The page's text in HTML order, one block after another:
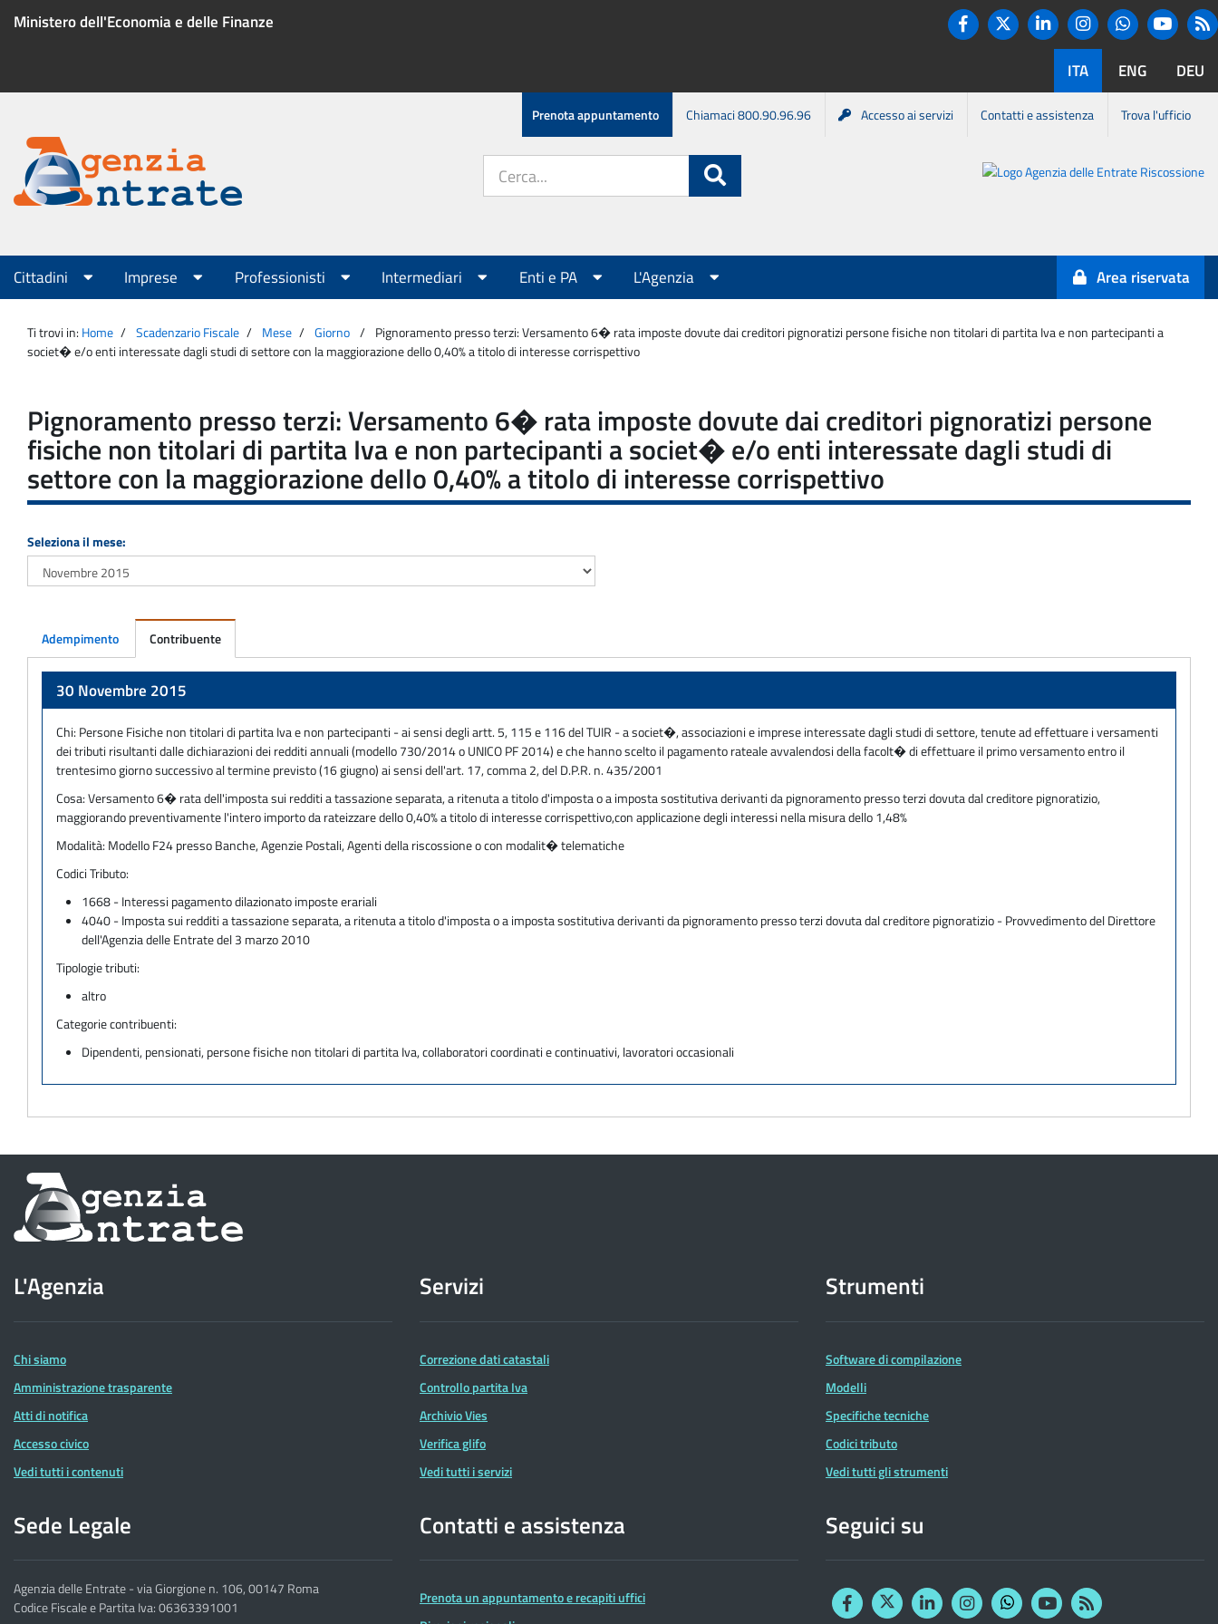
Ministero dell'Economia e delle Finanze
Twitter
LinkedinInstagram
ITA ENG DEU
Menu
servizio
Prenota appuntamento Chiamaci 800.90.96.96 Accesso ai servizi Contatti e assistenza Trova l'ufficio
Agenzia
Entrate
sito:
Agenzia
Entrate-
Riscossione
Menu
principale
Cittadini Imprese Professionisti Intermediari Enti e PA L'Agenzia Area riservata
Ti trovi in: Home Scadenzario Fiscale Mese Giorno
Pignoramento presso terzi: Versamento 6� rata imposte dovute dai creditori pignoratizi persone fisiche non titolari di partita Iva e non partecipanti a
societ� e/o enti interessate dagli studi di settore con la maggiorazione dello 0,40% a titolo di interesse corrispettivo
Pignoramento presso terzi: Versamento 6� rata imposte dovute dai creditori pignoratizi persone
fisiche non titolari di partita Iva e non partecipanti a societ� e/o enti interessate dagli studi di
settore con la maggiorazione dello 0,40% a titolo di interesse corrispettivo
Seleziona il mese:
Adempimento Contribuente
30 Novembre 2015
Chi: Persone Fisiche non titolari di partita Iva e non partecipanti - ai sensi degli artt. 5, 115 e 116 del TUIR - a societ�, associazioni e imprese interessate dagli studi di settore, tenute ad effettuare i versamenti
dei tributi risultanti dalle dichiarazioni dei redditi annuali (modello 730/2014 o UNICO PF 2014) e che hanno scelto il pagamento rateale avvalendosi della facolt� di effettuare il primo versamento entro il
trentesimo giorno successivo al termine previsto (16 giugno) ai sensi dell'art. 17, comma 2, del D.P.R. n. 435/2001
Cosa:Versamento 6� rata dell'imposta sui redditi a tassazione separata, a ritenuta a titolo d'imposta o a imposta sostitutiva derivanti da pignoramento presso terzi dovuta dal creditore pignoratizio,
maggiorando preventivamente l'intero importo da rateizzare dello 0,40% a titolo di interesse corrispettivo,con applicazione degli interessi nella misura dello 1,48%
Modalità: Modello F24 presso Banche, Agenzie Postali, Agenti della riscossione o con modalit� telematiche
Codici Tributo:
1668 - Interessi pagamento dilazionato imposte erariali
4040 - Imposta sui redditi a tassazione separata, a ritenuta a titolo d'imposta o a imposta sostitutiva derivanti da pignoramento presso terzi dovuta dal creditore pignoratizio - Provvedimento del Direttore
dell'Agenzia delle Entrate del 3 marzo 2010
Tipologie tributi:
altro
Categorie contribuenti:
Dipendenti, pensionati, persone fisiche non titolari di partita Iva, collaboratori coordinati e continuativi, lavoratori occasionali
Informazioni
sul
dell'Agenzia
delle
Entrate
L'Agenzia
Chi siamo
Amministrazione trasparente
Atti di notifica
Accesso civico
Vedi tutti i contenuti
Servizi
Correzione dati catastali
Controllo partita Iva
Archivio Vies
Verifica glifo
Vedi tutti i servizi
Strumenti
Software di compilazione
Modelli
Specifiche tecniche
Codici tributo
Vedi tutti gli strumenti
Sede Legale
Agenzia delle Entrate - via Giorgione n. 106, 00147 Roma
Codice Fiscale e Partita Iva: 06363391001
Contatti e assistenza
Prenota un appuntamento e recapiti uffici
Seguici su
FacebookTwitterLinkedinInstagram
YouTubeRSS